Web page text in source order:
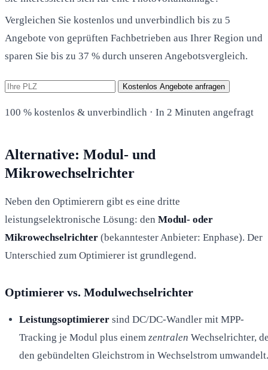
Vergleichen Sie kostenlos und unverbindlich bis zu 5
Angebote von geprüften Fachbetrieben aus Ihrer Region und
sparen Sie bis zu 37 % durch unseren Angebotsvergleich.
Kostenlos Angebote anfragen
100 % kostenlos & unverbindlich · In 2 Minuten angefragt
Alternative: Modul- und
Mikrowechselrichter
Neben den Optimierern gibt es eine dritte
leistungselektronische Lösung: den Modul- oder
Mikrowechselrichter (bekanntester Anbieter: Enphase). Der
Unterschied zum Optimierer ist grundlegend.
Optimierer vs. Modulwechselrichter
Leistungsoptimierer sind DC/DC-Wandler mit MPP-
Tracking je Modul plus einem zentralen Wechselrichter,
den gebündelten Gleichstrom in Wechselstrom umwandelt.